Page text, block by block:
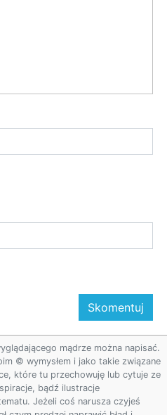
mądrze można napisać.
© wymysłem i jako takie związane
które tu przechowuję lub cytuje ze
bądź ilustracje
Jeżeli coś narusza czyjeś